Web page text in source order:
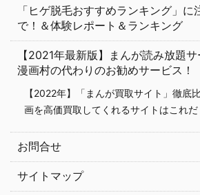
「ヒゲ脱毛おすすめランキング」に
で！＆体験レポート＆ランキング
【2021年最新版】まんが読み放題
漫画村の代わりのお勧めサービス！
【2022年】「まんが買取サイト」徹底
画を高価買取してくれるサイトはこれだ
お問合せ
サイトマップ